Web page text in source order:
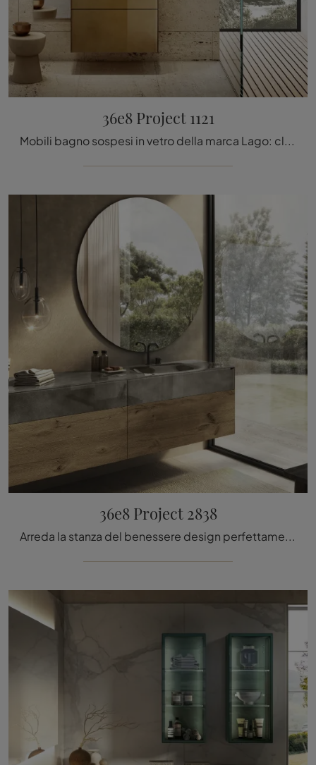
36e8 Project 1121
Mobili bagno sospesi in vetro della marca Lago: clicca e scopri l'arredo bagno moderno 36e8 Project 1121 per il tuo bagno.
36e8 Project 2838
Arreda la stanza del benessere design perfettamente con 36e8 Project 2838, mobili bagno sospesi e oggetti in legno di Lago.